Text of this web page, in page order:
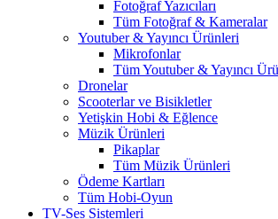
Fotoğraf Yazıcıları
Tüm Fotoğraf & Kameralar
Youtuber & Yayıncı Ürünleri
Mikrofonlar
Tüm Youtuber & Yayıncı
Dronelar
Scooterlar ve Bisikletler
Yetişkin Hobi & Eğlence
Müzik Ürünleri
Pikaplar
Tüm Müzik Ürünleri
Ödeme Kartları
Tüm Hobi-Oyun
TV-Ses Sistemleri